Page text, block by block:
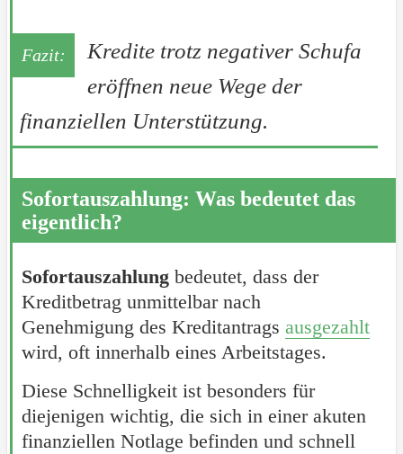
Kredite trotz negativer Schufa
eröffnen neue Wege der
finanziellen Unterstützung.
Sofortauszahlung: Was bedeutet das
eigentlich?
Sofortauszahlungbedeutet, dass der
Kreditbetrag unmittelbar nach
Genehmigung des Kreditantrags ausgezahlt
wird, oft innerhalb eines Arbeitstages.
Diese Schnelligkeit ist besonders für
diejenigen wichtig, die sich in einer akuten
finanziellen Notlage befinden und schnell